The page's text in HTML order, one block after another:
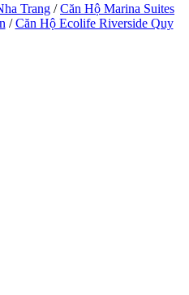
Trang /Căn Hộ Marina Suites
/Căn Hộ Ecolife Riverside Quy